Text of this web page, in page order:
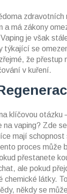
zdravotních
a má zákony
je však
týkající se
že přestup
v kuření.
klíčovou otázku
na vaping? Zde
mají
proces může
přestanete
ale pokud
chemické látky.
někdy se